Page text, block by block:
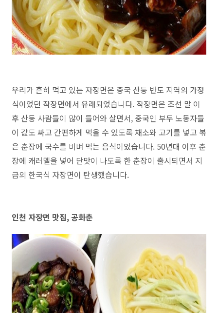
우리가 흔히 먹고 있는 자장면은 중국 산둥 반도 지역의 가정
식이었던 작장면에서 유래되었습니다. 작장면은 조선 말 이
후 산둥 사람들이 많이 들어와 살면서, 중국인 부두 노동자들
이 값도 싸고 간편하게 먹을 수 있도록 채소와 고기를 넣고 볶
은 춘장에 국수를 비벼 먹는 음식이었습니다. 50년대 이후 춘
장에 캐러멜을 넣어 단맛이 나도록 한 춘장이 출시되면서 지
금의 한국식 자장면이 탄생했습니다.
인천 자장면 맛집, 공화춘